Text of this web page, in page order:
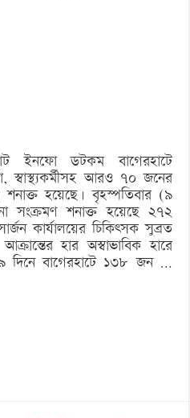
ইনফো ডটকম বাগেরহাটে
স্বাস্থ্যকর্মীসহ আরও ৭০ জনের
হয়েছে। বৃহস্পতিবার (৯
সংক্রমণ শনাক্ত হয়েছে ২৭২
কার্যালয়ের চিকিৎসক সুব্রত
হার অস্বাভাবিক হারে
বাগেরহাটে ১৩৮ জন …